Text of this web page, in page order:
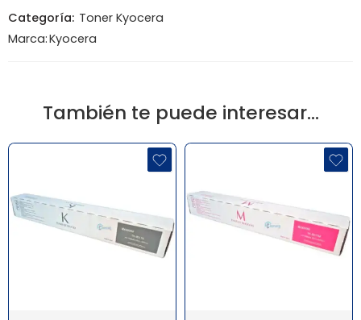
Categoría: Toner Kyocera
Marca:Kyocera
También te puede interesar…